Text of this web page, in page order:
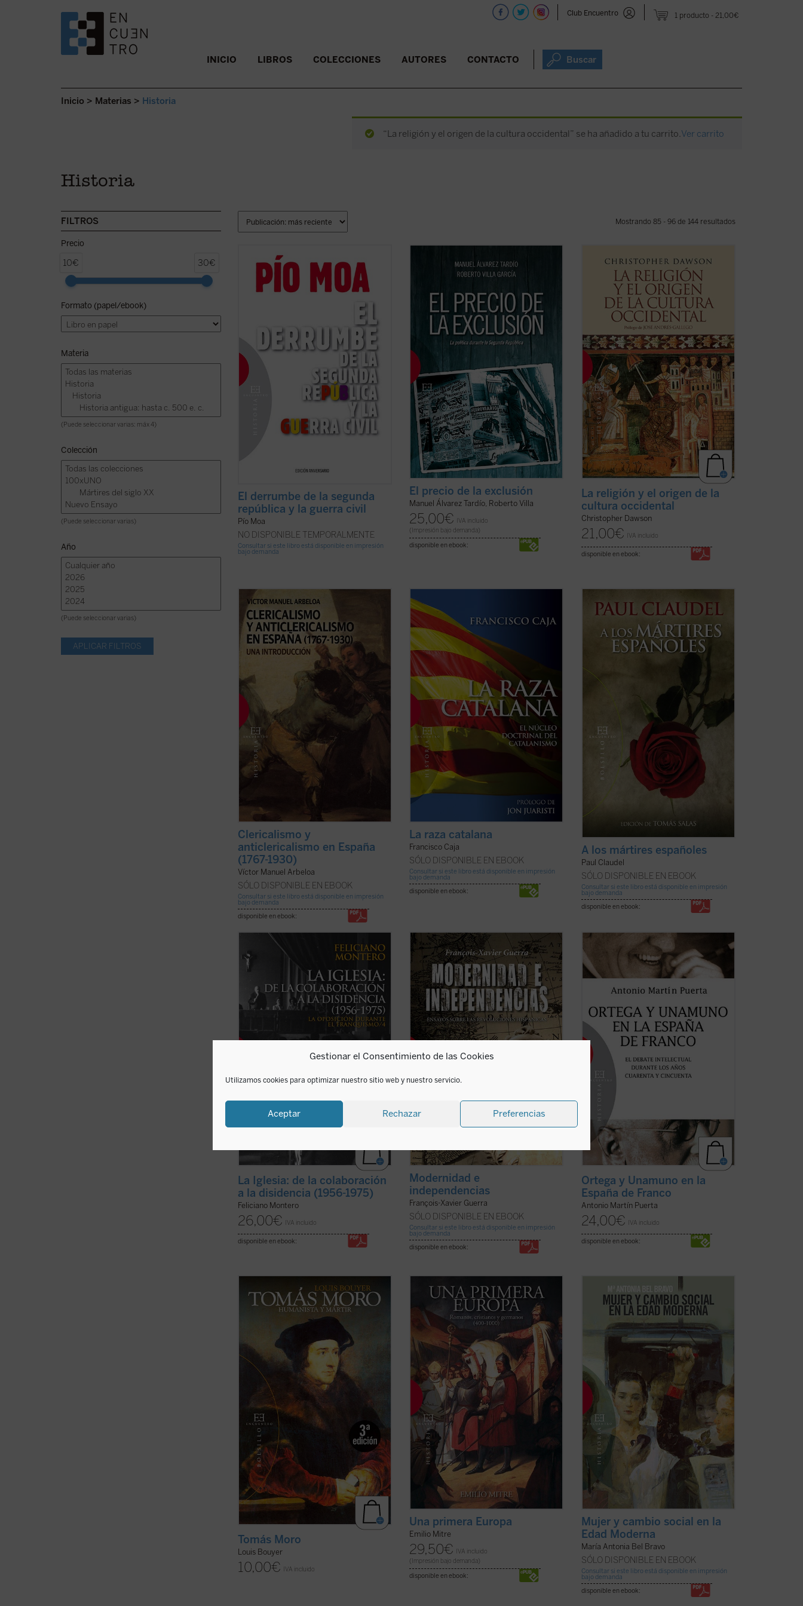
Gestionar el Consentimiento de las Cookies
Utilizamos cookies para optimizar nuestro sitio web y nuestro servicio.
Aceptar Rechazar Preferencias
1 producto 21,00€
Club Encuentro
SALTAR AL CONTENIDO. INICIO LIBROS COLECCIONES AUTORES CONTACTO Buscar
Inicio > Materias > Historia
“La religión y el origen de la cultura occidental” se ha añadido a tu carrito.Ver carrito
Historia
FILTROS
Precio
10€ 30€
Formato (papel/ebook)
Materia
(Puede seleccionar varias: máx 4)
Colección
(Puede seleccionar varias)
Año
(Puede seleccionar varias)
Mostrando 85 - 96 de 144 resultados
¿Llegó la Guerra Civil española por una
amenaza fascista a la que se vio obligada
a resistir la izquierda, o por un peligro
revolucionario que la derecha hubo de
repeler? ¿Quién comenzó la guerra?
¿Qué papel tuvo en ello la revuelta de ...
El derrumbe de la segunda
república y la guerra civil
Pío Moa
NO DISPONIBLE TEMPORALMENTE
Consultar si este libro está disponible en impresión
bajo demanda
La Segunda República continúa
suscitando enorme interés en la política y
claves políticas del régimen republicano
siguen siendo en gran medida
desconocidas: ¿Qué concepción de la
democracia ... (ver ficha)
El precio de la exclusión
Manuel Álvarez Tardío, Roberto Villa
25,00€
IVA incluido
(Impresión bajo demanda)
disponible en ebook:
«La importancia de estos siglos de los
cuales he escrito no debe buscarse en el
orden externo que crearon o que
intentaron crear, sino en el cambio
interno que produjeron en el alma del
hombre occidental, cambio que nunca
podrá destruirse ...(ver ficha)
La religión y el origen de la
cultura occidental
Christopher Dawson
21,00€ IVA incluido
disponible en ebook:
La historia española, especialmente en
los últimos siglos, parece marcada por
una confrontación radical entre las
posiciones católicas y las posiciones
anticatólicas. Desde ambos lados se ha
derivado a menudo hacia una actitud de
(ver ficha)
Clericalismo y
anticlericalismo en España
(1767-1930)
Víctor Manuel Arbeloa
SÓLO DISPONIBLE EN EBOOK
Consultar si este libro está disponible en impresión
bajo demanda
disponible en ebook:
Frente a la visión habitual que atribuye al
nacionalismo catalán una
fundamentación meramente cultural o
lingüística, Francisco Caja muestra,
apoyándose en los propios textos
fundacionales de los referentes e
ideólogos del catalanismo, el ...
La raza catalana
Francisco Caja
SÓLO DISPONIBLE EN EBOOK
Consultar si este libro está disponible en impresión
bajo demanda
disponible en ebook:
Edición de Tomás Salas.
Paul Claudel, uno de los grandes autores
católicos del siglo XX, escribió su poema
A los mártires españoles
en 1937,
que estaban ocurriendo en España en el
(ver ficha)
A los mártires españoles
Paul Claudel
SÓLO DISPONIBLE EN EBOOK
Consultar si este libro está disponible en impresión
bajo demanda
disponible en ebook:
«De la colaboración a la disidencia»
resume el proceso de «desenganche» de
la Iglesia y del catolicismo español
respecto del régimen de Franco, que
significó pasar de la plena identificación y
colaboración con el Régimen (el llamado
La Iglesia: de la colaboración
a la disidencia (1956-1975)
Feliciano Montero
26,00€ IVA incluido
disponible en ebook:
A partir de 1808, se abre en todo el
mundo hispánico una época de
profundas transformaciones. En España
comienza la revolución liberal, en
América el proceso que conducirá a la
independencia. Se trata de un proceso
único, que comienza con la ... (ver ficha)
Modernidad e
independencias
François-Xavier Guerra
SÓLO DISPONIBLE EN EBOOK
Consultar si este libro está disponible en impresión
bajo demanda
disponible en ebook:
Durante la primera parte del régimen de
Franco se desarrolló una fuerte polémica
acerca de la apertura cultural, cuestión
que fundamentalmente giraba en torno a
José Ortega y Gasset y a Miguel de
acabarían en ...(ver ficha)
Ortega y Unamuno en la
España de Franco
Antonio Martín Puerta
24,00€ IVA incluido
disponible en ebook:
En estas páginas entrañables, no exentas
de humor y de amistad, se revive la
figura de Tomás Moro (1478-1535),
canciller del reino de Inglaterra y mártir
de la fe católica. En ellas encontramos el
ejemplo perfecto del laico consciente de
su ...
(ver ficha)
Tomás Moro
Louis Bouyer
10,00€ IVA incluido
«Los siglos IV y V constituyen la época
más apasionante para la Historia de
nuestro continente. De sus realizaciones
y de sus contradicciones seguimos en
parte viviendo». De ella parte, también, el
estudio de Emilio Mitre, que abarca hasta
(ver ficha)
Una primera Europa
Emilio Mitre
29,50€
IVA incluido
(Impresión bajo demanda)
disponible en ebook:
La mujer ha sido el motor de los cambios
sociales durante la Edad Moderna hasta
nuestros días. Esta es la tesis principal de
este libro, tercero que sobre la historia
de la mujer ha escrito su autora, desde
una perspectiva ciertamente original e ...
(ver ficha)
Mujer y cambio social en la
Edad Moderna
María Antonia Bel Bravo
SÓLO DISPONIBLE EN EBOOK
Consultar si este libro está disponible en impresión
bajo demanda
disponible en ebook: